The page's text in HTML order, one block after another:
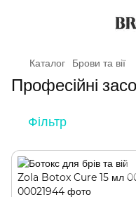
Каталог Брови та вії
Професійні
Фільтр